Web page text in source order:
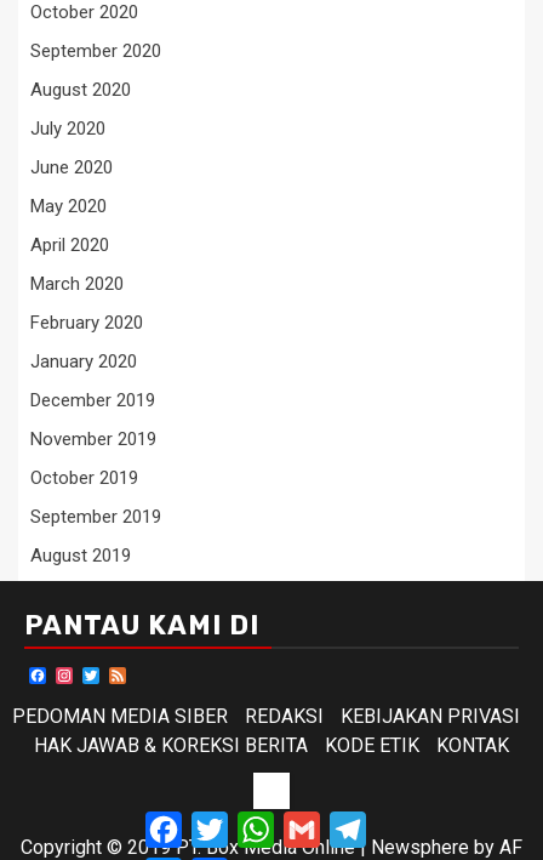
October 2020
September 2020
August 2020
July 2020
June 2020
May 2020
April 2020
March 2020
February 2020
January 2020
December 2019
November 2019
October 2019
September 2019
August 2019
PANTAU KAMI DI
Facebook
Instagram
Twitter
PEDOMAN MEDIA SIBER
REDAKSI
KEBIJAKAN PRIVASI
HAK JAWAB & KOREKSI BERITA
KODE ETIK KONTAK
ETIK
Copyright © 2019 PT. Box Media Online| Newsphere by AF
Facebook
TwitterWhatsApp
Gmail